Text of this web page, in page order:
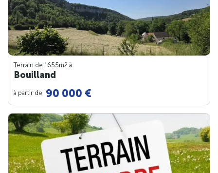
Terrain de 1655m2 à
Bouilland
à partir de 90 000 €